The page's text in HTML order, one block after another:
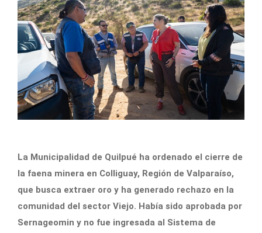
La Municipalidad de Quilpué ha ordenado el cierre de
la faena minera en Colliguay, Región de Valparaíso,
que busca extraer oro y ha generado rechazo en la
comunidad del sector Viejo. Había sido aprobada por
Sernageomin y no fue ingresada al Sistema de